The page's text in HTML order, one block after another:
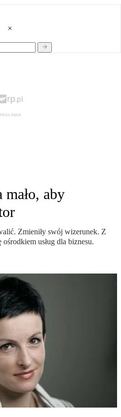
mało, aby
Zmieniły swój wizerunek. Z
ośrodkiem usług dla biznesu.